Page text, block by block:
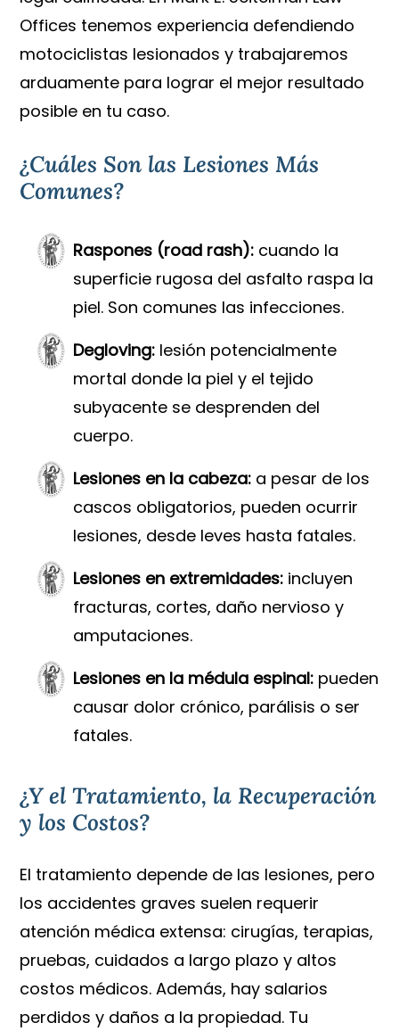
Offices tenemos experiencia defendiendo
motociclistas lesionados y trabajaremos
arduamente para lograr el mejor resultado
posible en tu caso.
¿Cuáles Son las Lesiones Más
Comunes?
Raspones (road rash): cuando la
superficie rugosa del asfalto raspa la
piel. Son comunes las infecciones.
Degloving: lesión potencialmente
mortal donde la piel y el tejido
subyacente se desprenden del
cuerpo.
Lesiones en la cabeza: a pesar de los
cascos obligatorios, pueden ocurrir
lesiones, desde leves hasta fatales.
Lesiones en extremidades: incluyen
fracturas, cortes, daño nervioso y
amputaciones.
Lesiones en la médula espinal: pueden
causar dolor crónico, parálisis o ser
fatales.
¿Y el Tratamiento, la Recuperación
y los Costos?
El tratamiento depende de las lesiones, pero
los accidentes graves suelen requerir
atención médica extensa: cirugías, terapias,
pruebas, cuidados a largo plazo y altos
costos médicos. Además, hay salarios
perdidos y daños a la propiedad. Tu